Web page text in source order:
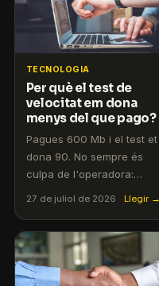
TECNOLOGIA
Per què el test de
velocitat em dona
menys del que pago?
Pagues 600 Mb i el test et
dona 90. No sempre és
culpa de l'operadora:
fiable.
27 de juliol de 2026 Llegir →